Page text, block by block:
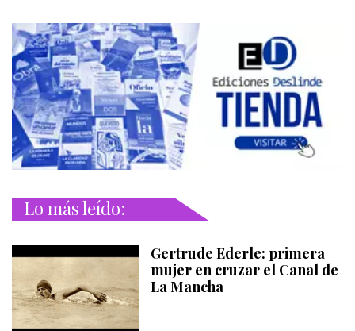
Lo más leído:
Gertrude Ederle: primera
mujer en cruzar el Canal de
La Mancha